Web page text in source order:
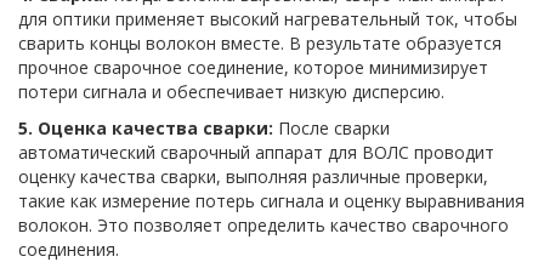
для оптики применяет высокий нагревательный ток, чтобы
сварить концы волокон вместе. В результате образуется
прочное сварочное соединение, которое минимизирует
потери сигнала и обеспечивает низкую дисперсию.
5. Оценка качества сварки: После сварки
автоматический сварочный аппарат для ВОЛС проводит
оценку качества сварки, выполняя различные проверки,
такие как измерение потерь сигнала и оценку выравнивания
волокон. Это позволяет определить качество сварочного
соединения.